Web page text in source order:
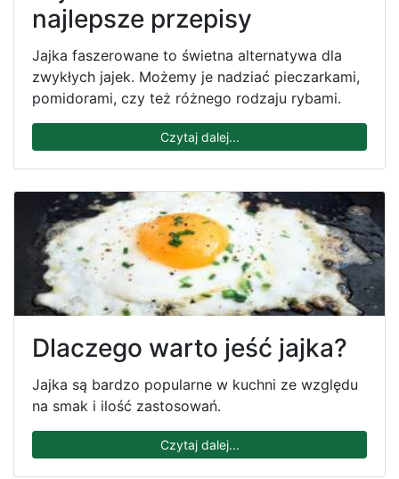
najlepsze przepisy
Jajka faszerowane to świetna alternatywa dla
zwykłych jajek. Możemy je nadziać pieczarkami,
pomidorami, czy też różnego rodzaju rybami.
Czytaj dalej...
Dlaczego warto jeść jajka?
Jajka są bardzo popularne w kuchni ze względu
na smak i ilość zastosowań.
Czytaj dalej...